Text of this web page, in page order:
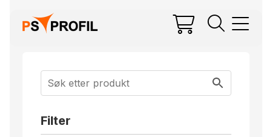
Filter